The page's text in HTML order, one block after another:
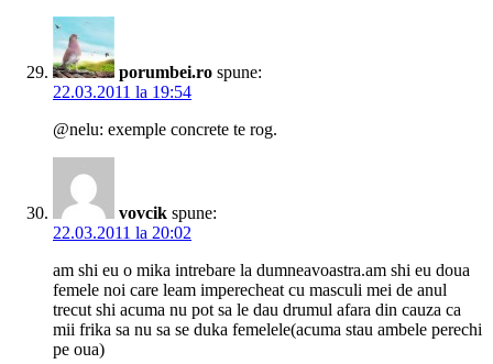
porumbei.ro spune:
22.03.2011 la 19:54
@nelu: exemple concrete te rog.
vovcik spune:
22.03.2011 la 20:02
am shi eu o mika intrebare la dumneavoastra.am shi eu doua
femele noi care leam imperecheat cu masculi mei de anul
trecut shi acuma nu pot sa le dau drumul afara din cauza ca
mii frika sa nu sa se duka femelele(acuma stau ambele perechi
pe oua)